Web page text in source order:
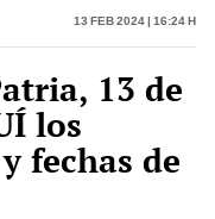
13 Feb 2024 | 16:24 h
13 de
los
fechas de